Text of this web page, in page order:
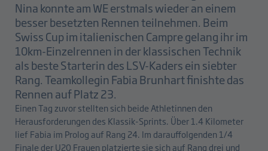
Nina konnte am WE erstmals wieder an einem
besser besetzten Rennen teilnehmen. Beim
Swiss Cup im italienischen Campre gelang ihr im
10km-Einzelrennen in der klassischen Technik
als beste Starterin des LSV-Kaders ein siebter
Rang. Teamkollegin Fabia Brunhart finishte das
Rennen auf Platz 23.
Einen Tag zuvor stellten sich beide Athletinnen den
Herausforderungen des Klassik-Sprints. Über 1.4 Kilometer
lief Fabia im Prolog auf Rang 24. Im darauffolgenden 1/4
Finale der U20 Frauen platzierte sie sich auf Rang drei und